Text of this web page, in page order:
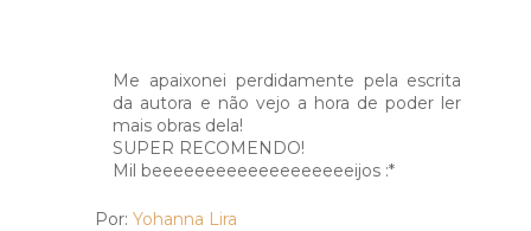
Me apaixonei perdidamente pela escrita
da autora e não vejo a hora de poder ler
mais obras dela!
SUPER RECOMENDO!
Mil beeeeeeeeeeeeeeeeeeeijos :*
Por:Yohanna Lira